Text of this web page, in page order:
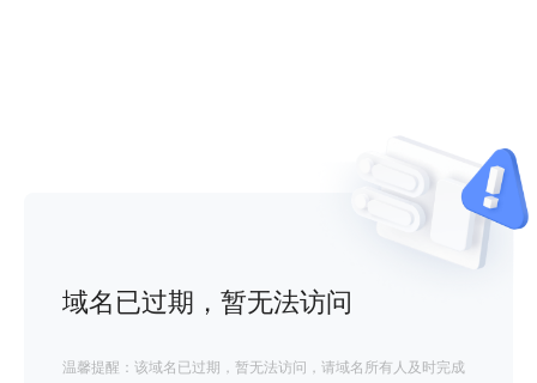
域名已过期，暂无法访问
温馨提醒：该域名已过期，暂无法访问，请域名所有人及时完成